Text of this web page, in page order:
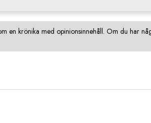
en krönika med opinionsinnehåll. Om du har